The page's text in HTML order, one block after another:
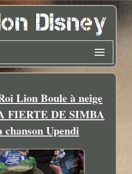
Lion Boule à neige
FIERTE DE SIMBA
chanson Upendi